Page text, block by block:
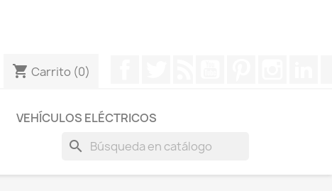
shopping_cart Carrito (0)
VEHÍCULOS ELÉCTRICOS
search